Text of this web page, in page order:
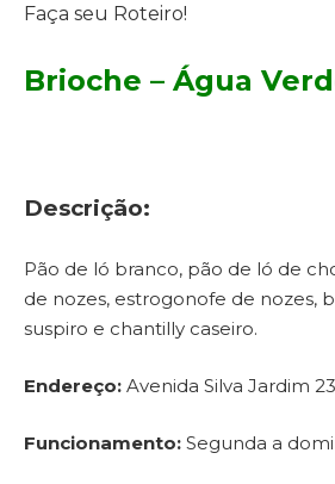
Faça seu Roteiro!
Brioche – Água
Descrição:
Pão de ló branco, pão de ló de
de nozes, estrogonofe de nozes,
suspiro e chantilly caseiro.
Endereço: Avenida Silva Jardim
Funcionamento: Segunda a